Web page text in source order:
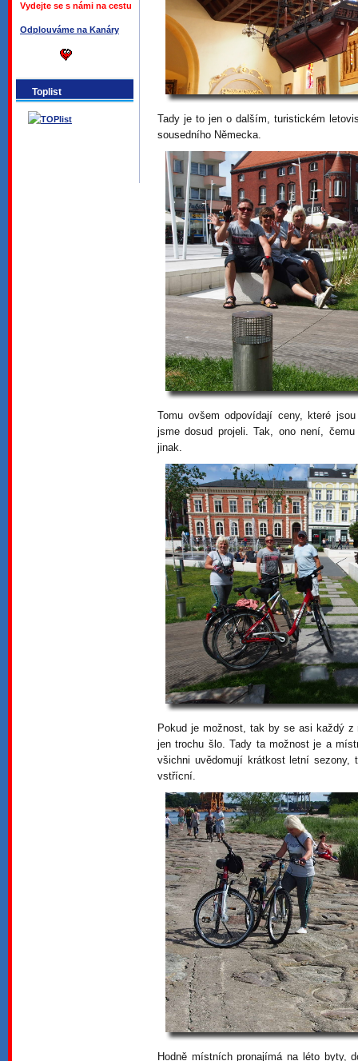
Vydejte se s námi na cestu
Odplouváme na Kanáry
Toplist
Tady je to jen o dalším, turistickém
sousedního Německa.
Tomu ovšem odpovídají ceny, které
jsme dosud projeli. Tak, ono není,
jinak.
Pokud je možnost, tak by se asi každý
jen trochu šlo. Tady ta možnost je a
všichni uvědomují krátkost letní
vstřícní.
Hodně místních pronajímá na léto byty,